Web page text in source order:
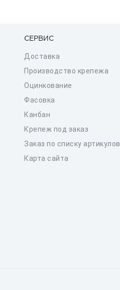
СЕРВИС
Доставка
Производство крепежа
Оцинкование
Фасовка
Канбан
Крепеж под заказ
Заказ по списку артикулов
Карта сайта